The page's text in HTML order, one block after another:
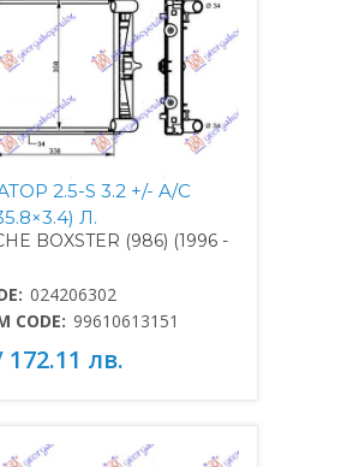
2.5-S 3.2 +/- A/C
Л.
BOXSTER (986) (1996 -
024206302
CODE: 99610613151
172.11 лв.